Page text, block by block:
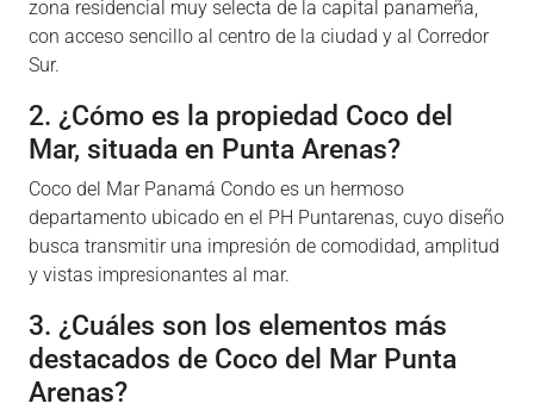
zona residencial muy selecta de la capital panameña,
con acceso sencillo al centro de la ciudad y al Corredor
Sur.
2. ¿Cómo es la propiedad Coco del
Mar, situada en Punta Arenas?
Coco del Mar Panamá Condo es un hermoso
departamento ubicado en el PH Puntarenas, cuyo diseño
busca transmitir una impresión de comodidad, amplitud
y vistas impresionantes al mar.
3. ¿Cuáles son los elementos más
destacados de Coco del Mar Punta
Arenas?